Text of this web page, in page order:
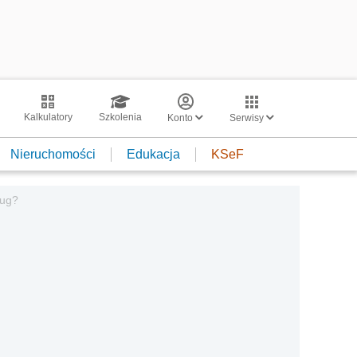
Kalkulatory Szkolenia Konto Serwisy
Nieruchomości Edukacja KSeF